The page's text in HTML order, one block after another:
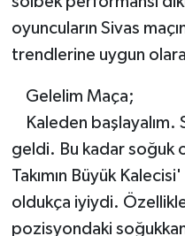
oyuncuların Sivas
trendlerine uygun
Gelelim Maça;
Kaleden başlayalım.
geldi. Bu kadar soğuk
Takımın Büyük
oldukça iyiydi. Özellikle
pozisyondaki
Halter
Motor Sporları
Diğer Spor Dalları
Futbolcular